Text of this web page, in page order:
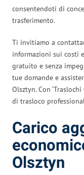
consentendoti di
trasferimento.
Ti invitiamo a
informazioni sui costi
gratuito e senza
tue domande e
Olsztyn. Con
di trasloco
Carico
Olsztyn